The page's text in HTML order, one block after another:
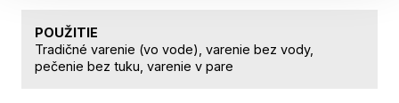
POUŽITIE
Tradičné varenie (vo vode), varenie bez vody,
pečenie bez tuku, varenie v pare